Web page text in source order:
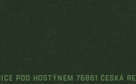
POD HOSTÝNEM 76861 ČESKÁ